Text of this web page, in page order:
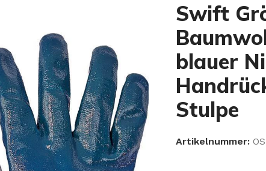
Swift
blauer
Stulpe
Artikelnummer: